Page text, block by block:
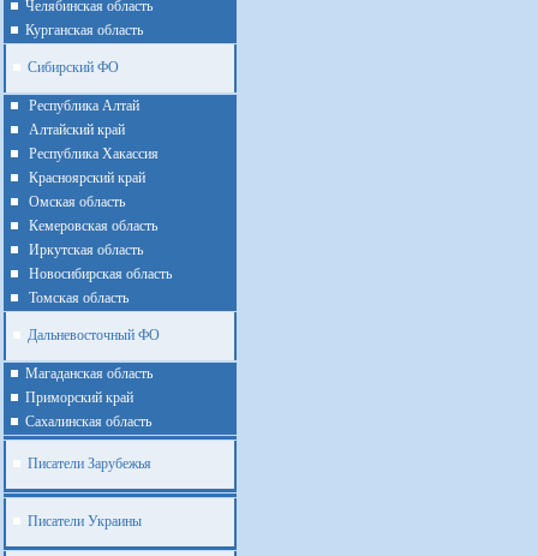
Челябинская область
Курганская область
Сибирский ФО
Республика Алтай
Алтайcкий край
Республика Хакассия
Красноярский край
Омская область
Кемеровская область
Иркутская область
Новосибирская область
Томская область
Дальневосточный ФО
Магаданская область
Приморский край
Cахалинская область
Писатели Зарубежья
Писатели Украины